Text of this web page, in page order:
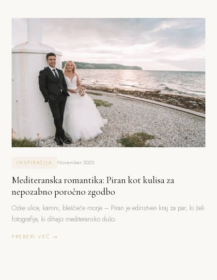
INSPIRACIJA November 2025
Mediteranska romantika: Piran kot kulisa za
nepozabno poročno zgodbo
Ozke ulice, kamni, bleščeče morje – Piran je edinstven kraj za par, ki želi
fotografije, ki dihajo mediteransko dušo.
PREBERI VEČ →